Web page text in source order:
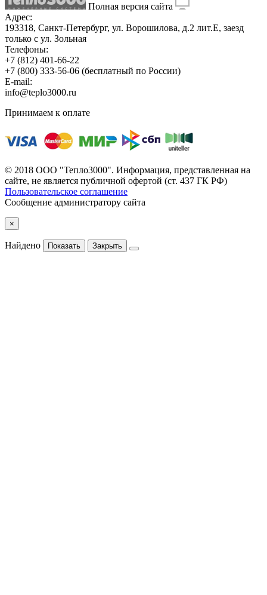
Полная версия сайта
Адрес:
193318, Санкт-Петербург, ул. Ворошилова, д.2 лит.Е, заезд
только с ул. Зольная
Телефоны:
+7 (812) 401-66-22
+7 (800) 333-56-06 (бесплатный по России)
E-mail:
info@teplo3000.ru
Принимаем к оплате
© 2018 ООО "Тепло3000". Информация, представленная на
сайте, не является публичной офертой (ст. 437 ГК РФ)
Пользовательское соглашение
Сообщение администратору сайта
×
Найдено Показать Закрыть